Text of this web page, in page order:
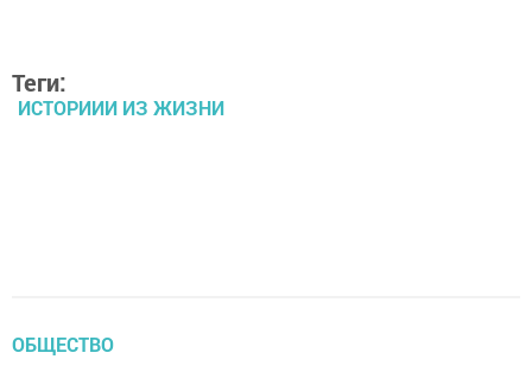
Теги:
ИСТОРИИИ ИЗ ЖИЗНИ
ОБЩЕСТВО